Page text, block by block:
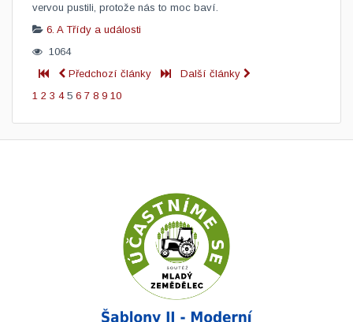
vervou pustili, protože nás to moc baví. ​
6. A Třídy a události
1064
Předchozí články
Další články
1 2 3 4 5 6 7 8 9 10